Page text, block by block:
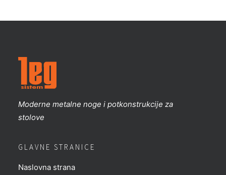
Moderne metalne noge i potkonstrukcije za
stolove
GLAVNE STRANICE
Naslovna strana